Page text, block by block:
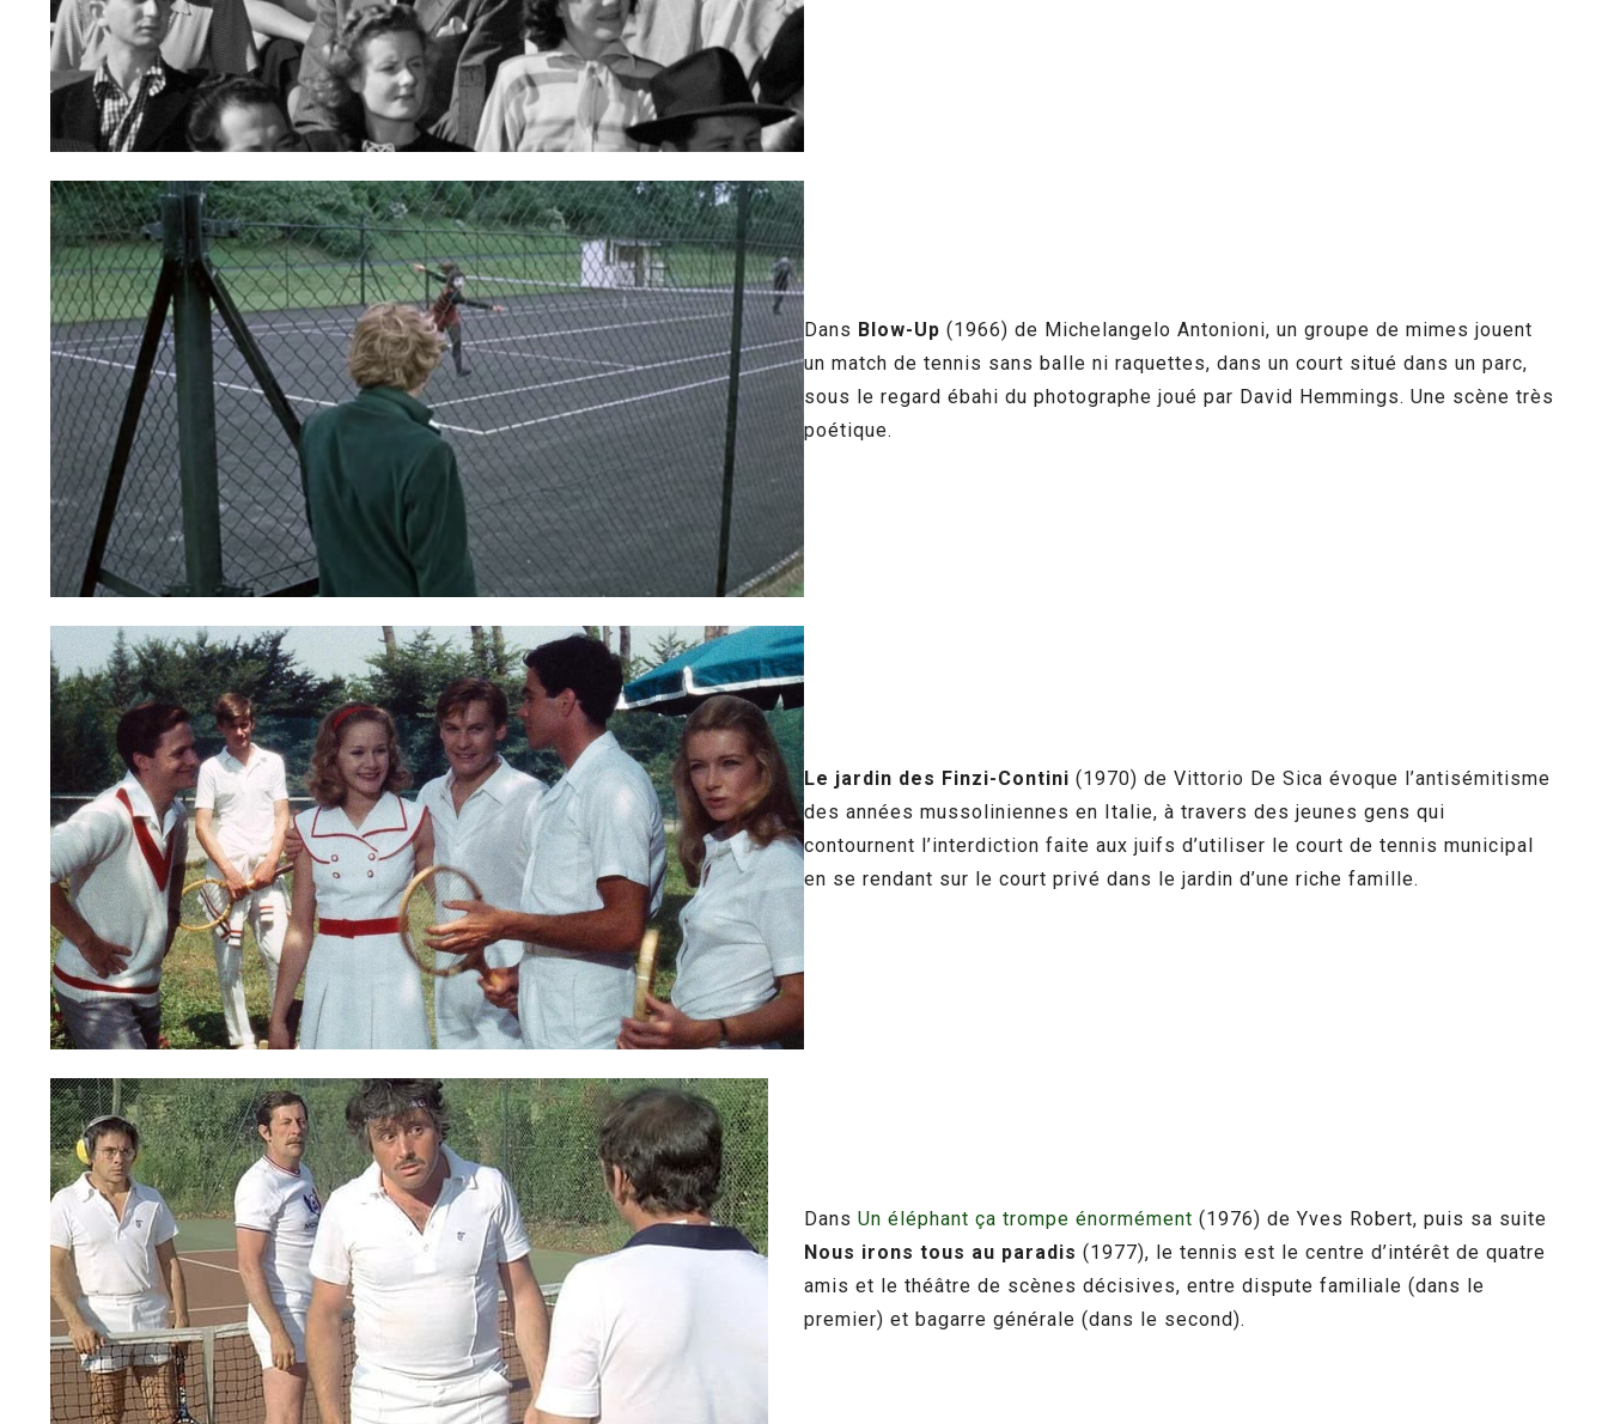
Dans Blow-Up (1966) de Michelangelo Antonioni, un groupe de mimes jouent
un match de tennis sans balle ni raquettes, dans un court situé dans un parc,
sous le regard ébahi du photographe joué par David Hemmings. Une scène très
poétique.
Le jardin des Finzi-Contini (1970) de Vittorio De Sica évoque l’antisémitisme
des années mussoliniennes en Italie, à travers des jeunes gens qui
contournent l’interdiction faite aux juifs d’utiliser le court de tennis municipal
en se rendant sur le court privé dans le jardin d’une riche famille.
Dans Un éléphant ça trompe énormément (1976) de Yves Robert, puis sa suite
Nous irons tous au paradis (1977), le tennis est le centre d’intérêt de quatre
amis et le théâtre de scènes décisives, entre dispute familiale (dans le
premier) et bagarre générale (dans le second).